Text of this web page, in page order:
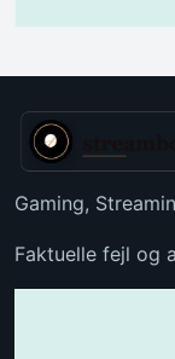
Gaming,
Faktuelle fejl og